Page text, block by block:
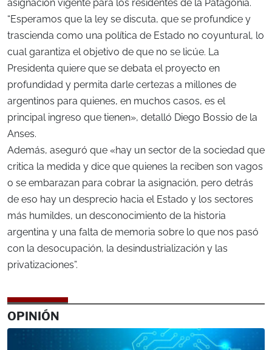
asignación vigente para los residentes de la Patagonia.
“Esperamos que la ley se discuta, que se profundice y
trascienda como una política de Estado no coyuntural, lo
cual garantiza el objetivo de que no se licúe. La
Presidenta quiere que se debata el proyecto en
profundidad y permita darle certezas a millones de
argentinos para quienes, en muchos casos, es el
principal ingreso que tienen», detalló Diego Bossio de la
Anses.
Además, aseguró que «hay un sector de la sociedad que
critica la medida y dice que quienes la reciben son vagos
o se embarazan para cobrar la asignación, pero detrás
de eso hay un desprecio hacia el Estado y los sectores
más humildes, un desconocimiento de la historia
argentina y una falta de memoria sobre lo que nos pasó
con la desocupación, la desindustrialización y las
privatizaciones”.
OPINIÓN